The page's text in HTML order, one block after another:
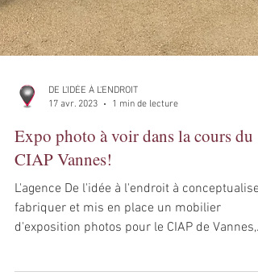
17 avr. 2023
1 min de lecture
CIAP Vannes!